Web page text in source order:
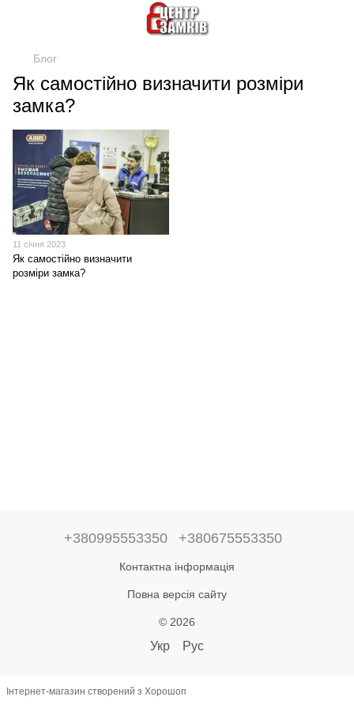
Блог
Як самостійно визначити розміри
замка?
11 січня 2023
Як самостійно визначити
розміри замка?
+380995553350 +380675553350
Контактна інформація
Повна версія сайту
© 2026
Укр Рус
Інтернет-магазин створений з Хорошоп